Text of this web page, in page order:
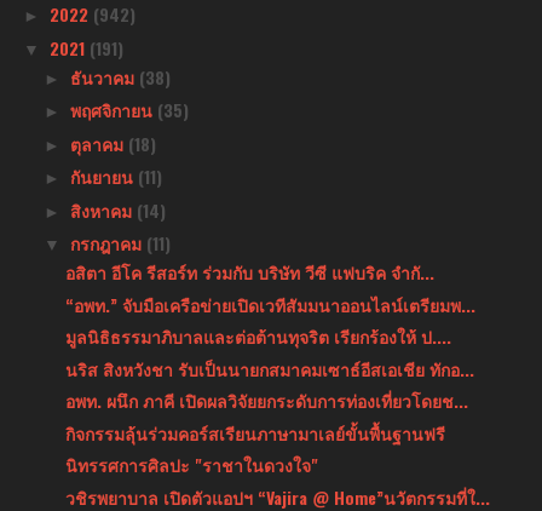
► 2022 (942)
▼ 2021 (191)
► ธันวาคม (38)
► พฤศจิกายน (35)
► ตุลาคม (18)
► กันยายน (11)
► สิงหาคม (14)
▼ กรกฎาคม (11)
อสิตา อีโค รีสอร์ท ร่วมกับ บริษัท วีซี แฟบริค จำกั...
“อพท.” จับมือเครือข่ายเปิดเวทีสัมมนาออนไลน์เตรียมพ...
มูลนิธิธรรมาภิบาลและต่อต้านทุจริต เรียกร้องให้ ป....
นริส สิงหวังชา รับเป็นนายกสมาคมเซาธ์อีสเอเชีย ทักอ...
อพท. ผนึก ภาคี เปิดผลวิจัยยกระดับการท่องเที่ยวโดยช...
กิจกรรมลุ้นร่วมคอร์สเรียนภาษามาเลย์ขั้นพื้นฐานฟรี
นิทรรศการศิลปะ "ราชาในดวงใจ"
วชิรพยาบาล เปิดตัวแอปฯ “Vajira @ Home”นวัตกรรมที่ใ...